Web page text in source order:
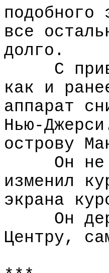
подобного
все
долго.
С
как и
аппарат
Нью-
острову
Он не
изменил
экрана
Он
Центру,